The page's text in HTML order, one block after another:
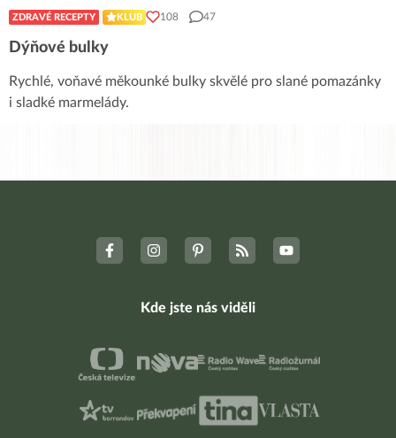
ZDRAVÉ RECEPTY KLUB 108 47
Dýňové bulky
Rychlé, voňavé měkounké bulky skvělé pro slané pomazánky
i sladké marmelády.
Kde jste nás viděli